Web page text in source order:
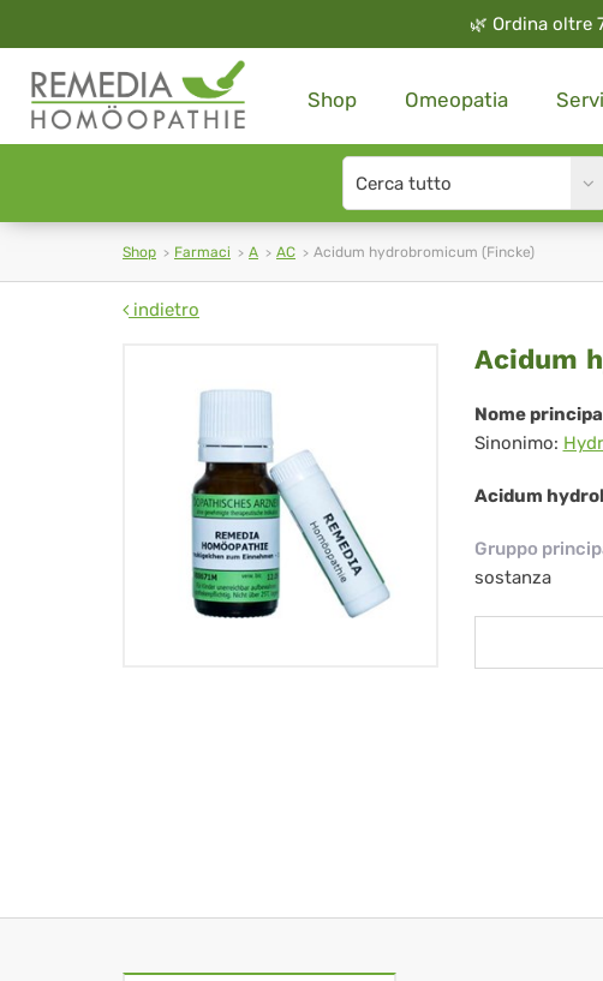
🌿 Ordina oltre
Shop Omeopatia
Search
type
Shop Farmaci A AC Acidum hydrobromicum (Fincke)
indietro
Acidum
Nome
Sinonimo:
Acidum
Gruppo
sostanza